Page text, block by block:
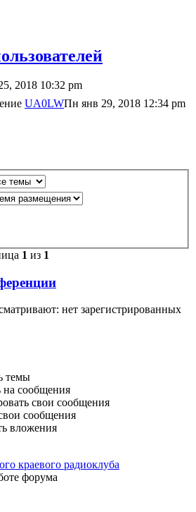
2018 10:32 pm
UA0LWПн янв 29, 2018 12:34 pm
1 из 1
нет зарегистрированных
темы
на сообщения
свои сообщения
сообщения
вложения
краевого радиоклуба
форума